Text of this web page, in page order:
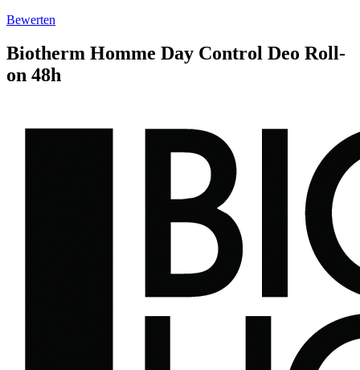
Bewerten
Biotherm Homme Day Control Deo Roll-
on 48h